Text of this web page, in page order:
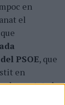
en
el
PSOE, que
en
ha portat el
oral.